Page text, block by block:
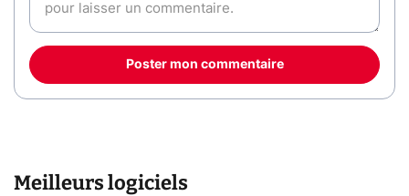
Poster mon commentaire
Meilleurs logiciels